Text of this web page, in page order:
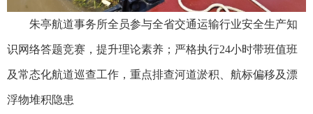
朱亭航道事务所全员参与全省交通运输行业安全生产知
识网络答题竞赛，提升理论素养；严格执行24小时带班值班
及常态化航道巡查工作，重点排查河道淤积、航标偏移及漂
浮物堆积隐患